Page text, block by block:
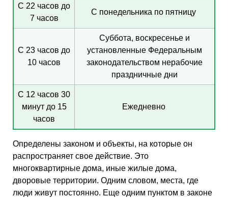
С 22 часов до
7 часов
С понедельника по пятницу
С 23 часов до
10 часов
Суббота, воскресенье и
установленные Федеральным
законодательством нерабочие
праздничные дни
С 12 часов 30
минут до 15
часов
Ежедневно
Определены законом и объекты, на которые он
распространяет свое действие. Это
многоквартирные дома, иные жилые дома,
дворовые территории. Одним словом, места, где
люди живут постоянно. Еще одним пунктом в законе